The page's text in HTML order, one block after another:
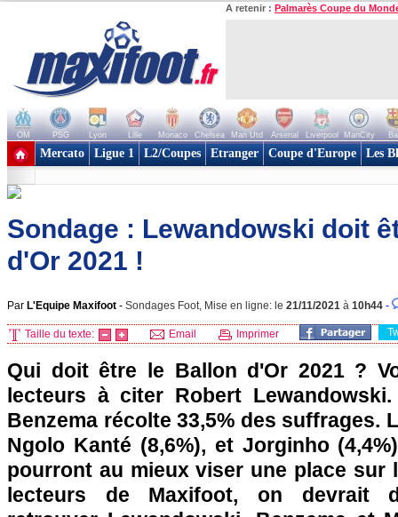
A retenir : Palmarès Coupe du
OM PSG Lyon Lille Monaco Chelsea Man Utd Arsenal Liverpool ManCity
+ de clubs
Mercato Ligue 1 L2/Coupes Etranger Coupe d'Europe Les
Sondage : Lewandowski doit
d'Or 2021 !
Par L'Equipe Maxifoot - Sondages Foot, Mise en ligne: le 21/11/2021 à 10h44 -
Taille du texte: Email Imprimer
Qui doit être le Ballon d'Or 2021 ?
lecteurs à citer Robert
Benzema récolte 33,5% des suffrages.
Ngolo Kanté (8,6%), et Jorginho
pourront au mieux viser une place sur
lecteurs de Maxifoot, on devrait